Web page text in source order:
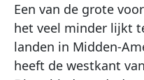
Een van de grote
het veel minder lijkt
landen in Midden-
heeft de westkant